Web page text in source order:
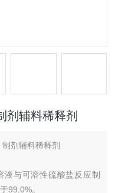
剂辅料稀释剂
剂辅料稀释剂
与可溶性硫酸盐反应制
99.0%。